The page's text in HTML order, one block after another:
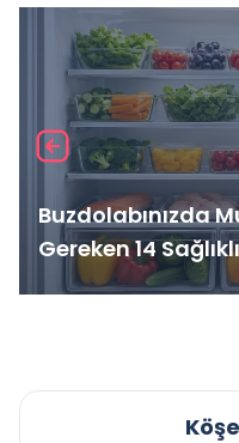
Buzdolabınızda
Gereken 14